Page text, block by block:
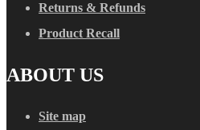
Returns & Refunds
Product Recall
ABOUT US
Site map